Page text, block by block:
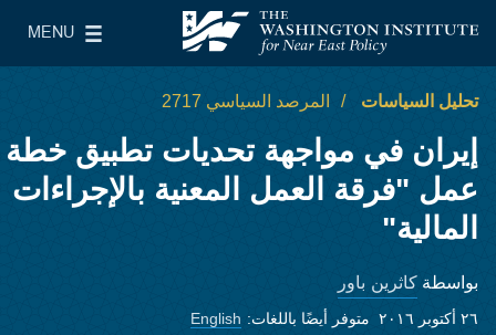
معهد واشنطن لسياسات الشرق الأدنى
MENU
Main Menu
تحليل السياسات المرصد السياسي 2717
إيران في مواجهة تحديات تطبيق خطة
عمل "فرقة العمل المعنية بالإجراءات
المالية"
بواسطة كاثرين باور
٢٦ أكتوبر ٢٠١٦ متوفر أيضًا باللغات: English